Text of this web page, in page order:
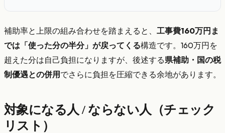
補助率と上限の組み合わせを踏まえると、 工事費160万円ま
では「使った分の半分」が戻ってくる構造です。160万円を
超えた分は自己負担になりますが、後述する県補助・国の税
制優遇との併用でさらに負担を圧縮できる余地があります。
対象になる人 / ならない人（チェック
リスト）